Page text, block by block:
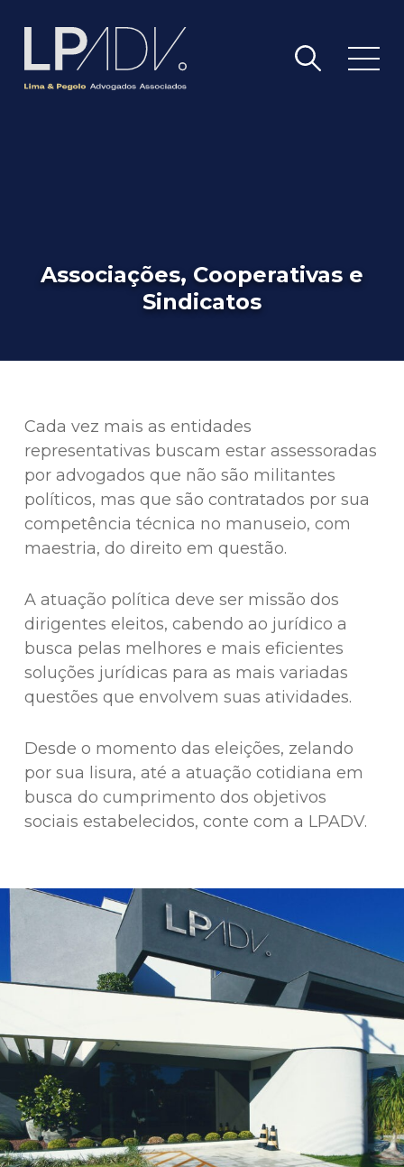
Associações, Cooperativas e
Sindicatos
Cada vez mais as entidades
representativas buscam estar assessoradas
por advogados que não são militantes
políticos, mas que são contratados por sua
competência técnica no manuseio, com
maestria, do direito em questão.
A atuação política deve ser missão dos
dirigentes eleitos, cabendo ao jurídico a
busca pelas melhores e mais eficientes
soluções jurídicas para as mais variadas
questões que envolvem suas atividades.
Desde o momento das eleições, zelando
por sua lisura, até a atuação cotidiana em
busca do cumprimento dos objetivos
sociais estabelecidos, conte com a LPADV.